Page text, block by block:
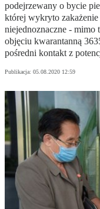
podejrzewany o bycie
której wykryto
niejednoznaczne - mimo
objęciu kwarantanną
pośredni kontakt z
Publikacja: 05.08.2020 12:59